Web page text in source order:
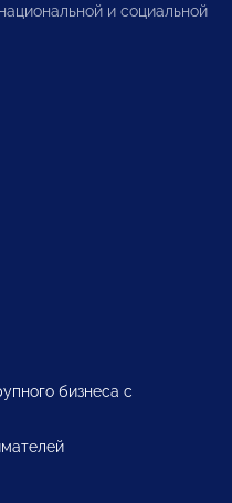
и социальной
бизнеса с